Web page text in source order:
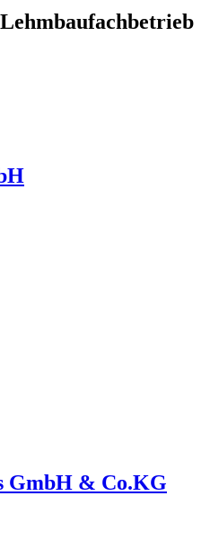
Lehmbaufachbetrieb
GmbH & Co.KG